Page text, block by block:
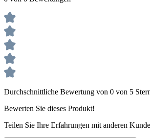
Durchschnittliche Bewertung von 0 von 5
Bewerten Sie dieses Produkt!
Teilen Sie Ihre Erfahrungen mit anderen